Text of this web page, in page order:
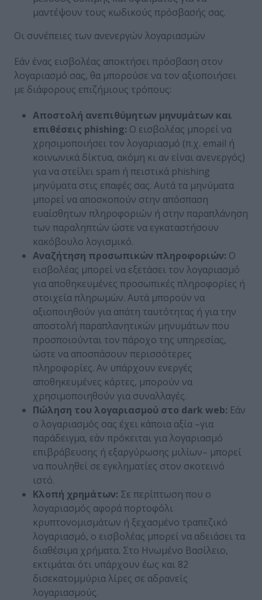
μαντέψουν τους κωδικούς πρόσβασής σας.
Οι συνέπειες των ανενεργών λογαριασμών
Εάν ένας εισβολέας αποκτήσει πρόσβαση στον
λογαριασμό σας, θα μπορούσε να τον αξιοποιήσει
με διάφορους επιζήμιους τρόπους:
Αποστολή ανεπιθύμητων μηνυμάτων και
επιθέσεις phishing: Ο εισβολέας μπορεί να
χρησιμοποιήσει τον λογαριασμό (π.χ. email ή
κοινωνικά δίκτυα, ακόμη κι αν είναι ανενεργός)
για να στείλει spam ή πειστικά phishing
μηνύματα στις επαφές σας. Αυτά τα μηνύματα
μπορεί να αποσκοπούν στην απόσπαση
ευαίσθητων πληροφοριών ή στην παραπλάνηση
των παραληπτών ώστε να εγκαταστήσουν
κακόβουλο λογισμικό.
Αναζήτηση προσωπικών πληροφοριών: Ο
εισβολέας μπορεί να εξετάσει τον λογαριασμό
για αποθηκευμένες προσωπικές πληροφορίες ή
στοιχεία πληρωμών. Αυτά μπορούν να
αξιοποιηθούν για απάτη ταυτότητας ή για την
αποστολή παραπλανητικών μηνυμάτων που
προσποιούνται τον πάροχο της υπηρεσίας,
ώστε να αποσπάσουν περισσότερες
πληροφορίες. Αν υπάρχουν ενεργές
αποθηκευμένες κάρτες, μπορούν να
χρησιμοποιηθούν για συναλλαγές.
Πώληση του λογαριασμού στο dark web: Εάν
ο λογαριασμός σας έχει κάποια αξία –για
παράδειγμα, εάν πρόκειται για λογαριασμό
επιβράβευσης ή εξαργύρωσης μιλίων– μπορεί
να πουληθεί σε εγκληματίες στον σκοτεινό
ιστό.
Κλοπή χρημάτων: Σε περίπτωση που ο
λογαριασμός αφορά πορτοφόλι
κρυπτονομισμάτων ή ξεχασμένο τραπεζικό
λογαριασμό, ο εισβολέας μπορεί να αδειάσει τα
διαθέσιμα χρήματα. Στο Ηνωμένο Βασίλειο,
εκτιμάται ότι υπάρχουν έως και 82
δισεκατομμύρια λίρες σε αδρανείς
λογαριασμούς.